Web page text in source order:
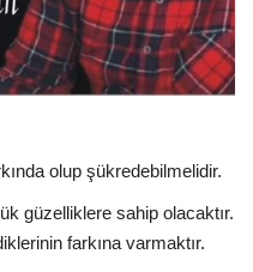
olup şükredebilmelidir.
güzelliklere sahip olacaktır.
farkına varmaktır.